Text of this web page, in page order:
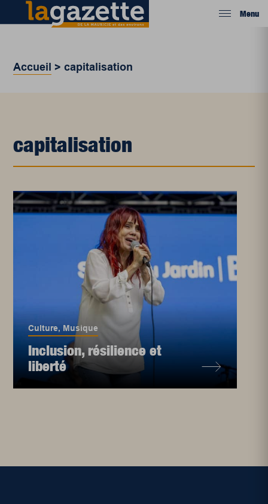
Menu
Accueil >capitalisation
capitalisation
Culture, Musique
Inclusion, résilience et
liberté